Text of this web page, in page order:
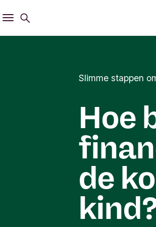
Openen
Hoofdmenu
Slimme stappen
Hoe
de